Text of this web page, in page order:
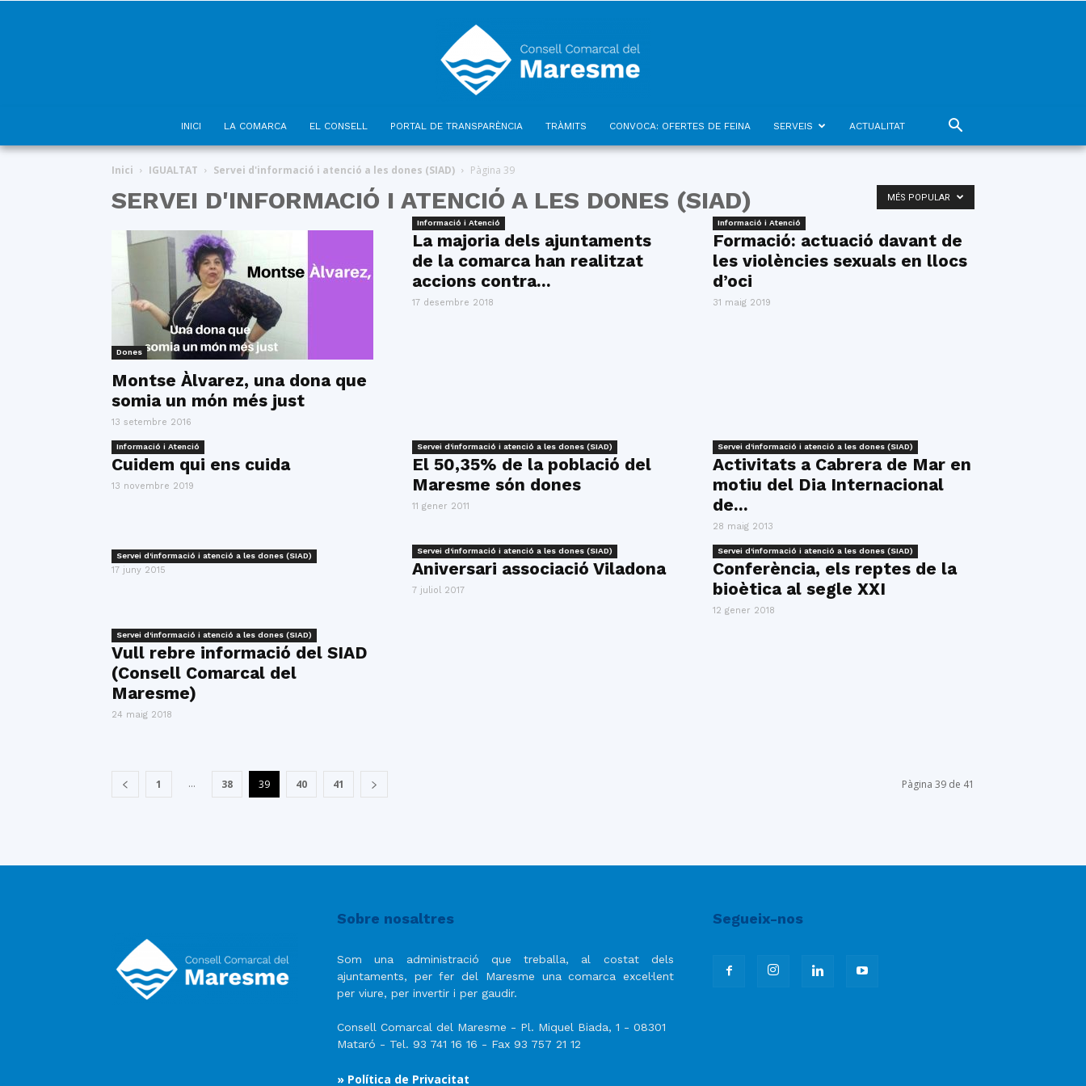
Comarcal
Maresme
INICI LA COMARCA EL CONSELL PORTAL DE TRANSPARÈNCIA TRÀMITS CONVOCA: OFERTES DE FEINA SERVEIS ACTUALITAT
Inici IGUALTAT Servei d'informació i atenció a les dones (SIAD) Pàgina 39
SERVEI D'INFORMACIÓ I ATENCIÓ A LES DONES (SIAD) MÉS POPULAR
Dones
Montse Àlvarez, una dona que
somia un món més just
13 setembre 2016
Informació i Atenció
La majoria dels ajuntaments
de la comarca han realitzat
accions contra...
17 desembre 2018
Informació i Atenció
Formació: actuació davant de
les violències sexuals en llocs
d’oci
31 maig 2019
Informació i Atenció
Cuidem qui ens cuida
13 novembre 2019
Servei d'informació i atenció a les dones (SIAD)
El 50,35% de la població del
Maresme són dones
11 gener 2011
Servei d'informació i atenció a les dones (SIAD)
Activitats a Cabrera de Mar en
motiu del Dia Internacional
de...
28 maig 2013
Servei d'informació i atenció a les dones (SIAD)
17 juny 2015
Servei d'informació i atenció a les dones (SIAD)
Aniversari associació Viladona
7 juliol 2017
Servei d'informació i atenció a les dones (SIAD)
Conferència, els reptes de la
bioètica al segle XXI
12 gener 2018
Servei d'informació i atenció a les dones (SIAD)
Vull rebre informació del SIAD
(Consell Comarcal del
Maresme)
24 maig 2018
1 ... 38 39 40 41 Pàgina 39 de 41
Sobre nosaltres
Som una administració que treballa, al costat dels
ajuntaments, per fer del Maresme una comarca excel·lent
per viure, per invertir i per gaudir.
Consell Comarcal del Maresme - Pl. Miquel Biada, 1 - 08301
Mataró - Tel. 93 741 16 16 - Fax 93 757 21 12
» Política de Privacitat
Segueix-nos